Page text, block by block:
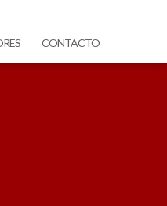
CONTACTO